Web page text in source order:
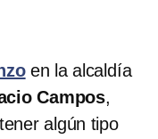
en la alcaldía
Campos,
algún tipo